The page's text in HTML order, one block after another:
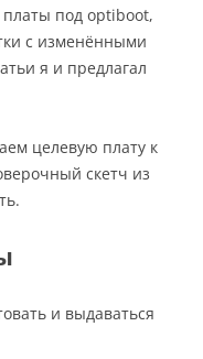
под optiboot,
с изменёнными
я и предлагал
целевую плату к
скетч из
и выдаваться